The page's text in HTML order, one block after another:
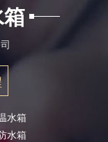
水箱
水箱